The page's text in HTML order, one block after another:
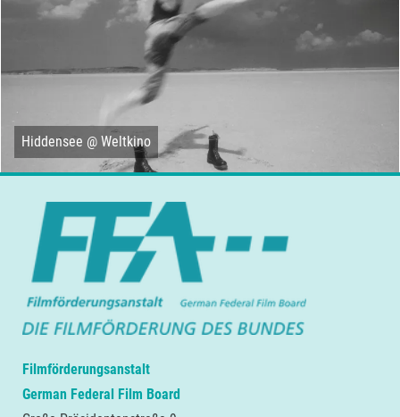
Hiddensee @ Weltkino
Filmförderungsanstalt
German Federal Film Board